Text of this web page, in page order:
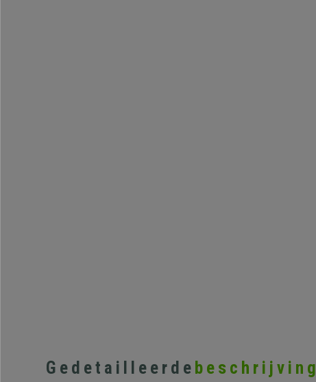
Gedetailleerde beschrijving